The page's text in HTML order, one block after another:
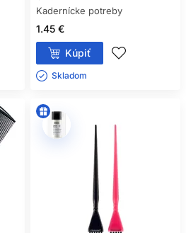
Kadernícke potreby
1.45 €
Kúpiť
Skladom ㅤ